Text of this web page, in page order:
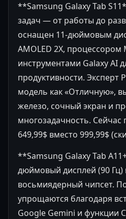
**Samsung Galaxy Tab
задач — от работы до
оснащен 11-дюймовым
AMOLED 2X, процессором
инструментами Galaxy AI
продуктивности. Эксперт
модель как «Отличную»,
железо, сочный экран и
многозадачность. Сейчас
649,99$ вместо 999,99$
**Samsung Galaxy Tab
дюймовый дисплей (90
восьмиядерный чипсет.
упрощаются благодаря
Google Gemini и функции